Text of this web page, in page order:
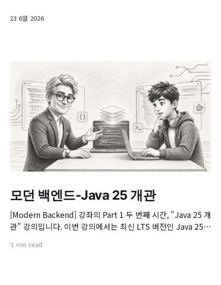
23 6월 2026
모던 백엔드-Java 25 개관
[Modern Backend] 강좌의 Part 1 두 번째 시간, "Java 25 개
관" 강의입니다. 이번 강의에서는 최신 LTS 버전인 Java 25의
Enhancement Proposal) 기능들을 살펴봅니다. 📌 주요 학
1 min read